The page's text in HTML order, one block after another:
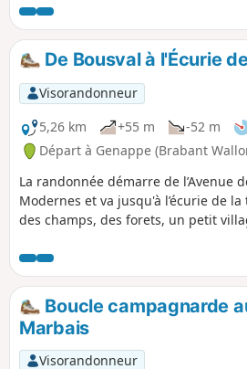
étangs.
De Bousval à l'Écurie
Visorandonneur
5,26 km
+55 m -52 m
Départ à Genappe (Brabant
La randonnée démarre de l’Avenue
Modernes et va jusqu'à l’écurie de
des champs, des forets, un petit
débutants.
Boucle campagnarde
Marbais
Visorandonneur